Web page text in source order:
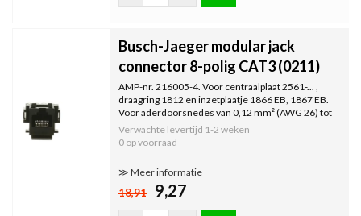
Busch-Jaeger modular jack
connector 8-polig CAT3 (0211)
AMP-nr. 216005-4. Voor centraalplaat 2561-... ,
draagring 1812 en inzetplaatje 1866 EB, 1867 EB.
Voor aderdoorsnedes van 0,12 mm² (AWG 26) tot
0,35 mm² (AWG 22).
Verwachte levertijd 1-2 weken
0 op voorraad
≫ Meer informatie
18,91 9,27